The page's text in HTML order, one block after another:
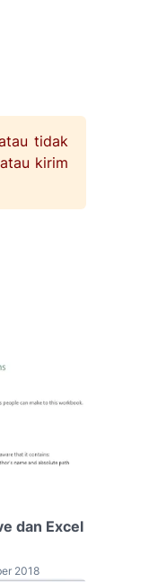
tidak
kirim
dan Excel
2018